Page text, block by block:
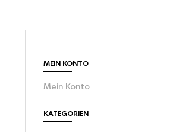
MEIN KONTO
Mein Konto
KATEGORIEN